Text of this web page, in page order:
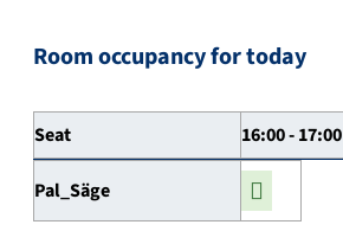
Room occupancy for today
Seat 16:00 - 17:00
Pal_Säge